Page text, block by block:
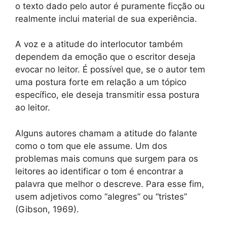
o texto dado pelo autor é puramente ficção ou
realmente inclui material de sua experiência.
A voz e a atitude do interlocutor também
dependem da emoção que o escritor deseja
evocar no leitor. É possível que, se o autor tem
uma postura forte em relação a um tópico
específico, ele deseja transmitir essa postura
ao leitor.
Alguns autores chamam a atitude do falante
como o tom que ele assume. Um dos
problemas mais comuns que surgem para os
leitores ao identificar o tom é encontrar a
palavra que melhor o descreve. Para esse fim,
usem adjetivos como “alegres” ou “tristes”
(Gibson, 1969).